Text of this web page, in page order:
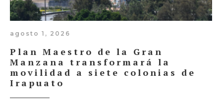
agosto 1, 2026
Plan Maestro de la Gran
Manzana transformará la
movilidad a siete colonias de
Irapuato